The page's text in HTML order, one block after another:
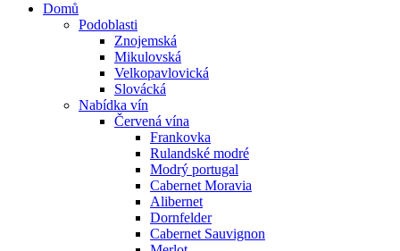
Domů
Podoblasti
Znojemská
Mikulovská
Velkopavlovická
Slovácká
Nabídka vín
Červená vína
Frankovka
Rulandské modré
Modrý portugal
Cabernet Moravia
Alibernet
Dornfelder
Cabernet Sauvignon